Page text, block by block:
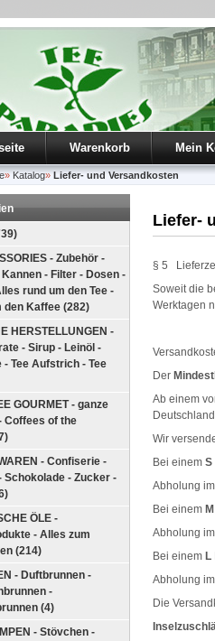
Warenkorb Mein
» Katalog» Liefer- und Versandkosten
- Zubehör -
- Filter - Dosen -
rund um den Tee -
den Kaffee (282)
HERSTELLUNGEN -
- Sirup - Leinöl -
- Tee Aufstrich - Tee
GOURMET - ganze
Coffees of the
- Confiserie -
Schokolade - Zucker -
ÖLE -
- Alles zum
(214)
- Duftbrunnen -
-
(4)
- Stövchen -
Liefer-
§ 5
Soweit die
Werktagen
Der
Ab einem
Wir
Bei einem S
Abholung im
Bei einem M
Abholung im
Bei einem L
Abholung im
Die